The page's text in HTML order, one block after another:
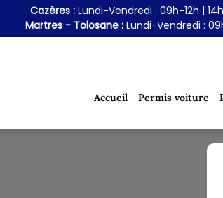
Cazères :Lundi-Vendredi : 09h-12h |
Martres - Tolosane : Lundi-Vendredi :
Accueil Permis voiture